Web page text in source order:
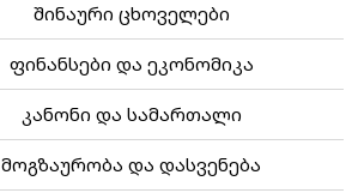
შინაური ცხოველები
ფინანსები და ეკონომიკა
კანონი და სამართალი
მოგზაურობა და დასვენება